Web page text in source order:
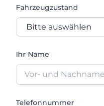
Fahrzeugzustand
Ihr Name
Telefonnummer